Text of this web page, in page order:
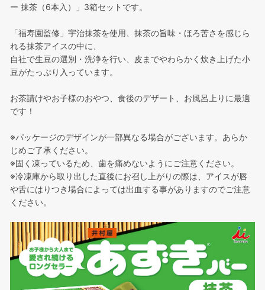
ー 抹茶（6本入）」3箱セットです。
「福寿園監修」宇治抹茶を使用、抹茶の旨味・ほろ苦さを感じら
れる抹茶アイスの中に、
自社で生豆の選別・洗浄を行い、皮までやわらかく炊き上げた小
豆がたっぷり入っています。
お茶請けやお子様のおやつ、食後のデザート、お風呂上りに最適
です！
※パッケージのデザインが一部異なる場合がございます。あらか
じめご了承ください。
※固く凍っているため、歯を痛めないようにご注意ください。
※冷凍庫から取り出した直後にお召し上がりの際は、アイスが唇
や舌にはりつき場合によっては出血する事がありますのでご注意
ください。